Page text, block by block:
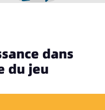
dans
du jeu